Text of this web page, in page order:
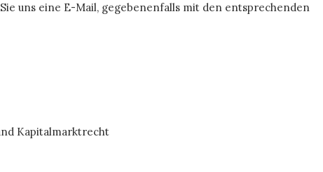
uns eine E-Mail, gegebenenfalls mit den entsprechenden
Kapitalmarktrecht